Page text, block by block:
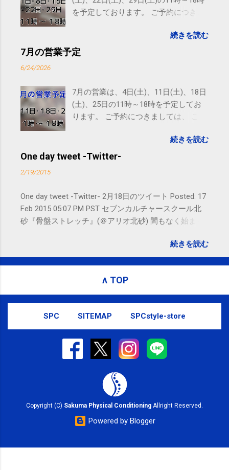
を予定しております。 ご予約につきま
す。 電話に出られないことがあります
ので、ご予約、お問い合わせは
続きを読む
7月の営業予定
6/24/2026
7月の営業は、4日(土)、11日(土)、18日
(土)、25日の11時～18時を予定してお
ります。 ご予約につきましては、 こち
れないことがありますので、ご予約、
お問い合わせはSMS（ショートメッセ
続きを読む
One day tweet -Twitter-
2/19/2015
One day tweet -Twitter- 2月18日のツイート Posted: 17
Feb 2015 05:07 PM PST セブンカルチャースクール北
砂『骨盤ストレッチ』(＠アリオ北砂) 間もなく始まり
subscribed to email updates from サクマフィジカルコ
ンディショニング(@SPCstyle) - Twilog To stop
Email delivery powered by Google Google Inc., 1600
Amphitheatre Parkway, Mountain View, CA 94043,
続きを読む
∧ TOP
SPC SITEMAP SPCstyle-store
Copyright (C) Sakuma Physical Conditioning Allright Reserved.
Powered by Blogger